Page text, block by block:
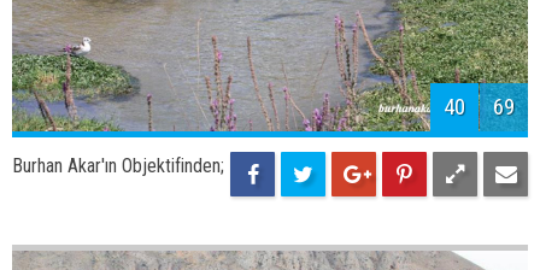
42 69
Burhan Akar'ın Objektifinden;